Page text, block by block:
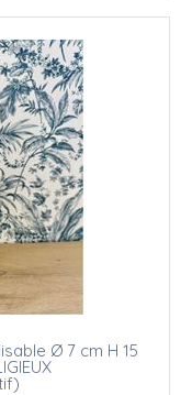
Ø 7 cm H 15